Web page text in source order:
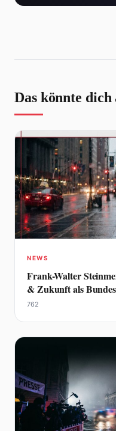
Das könnte
NEWS
Frank-Walter
& Zukunft als
762